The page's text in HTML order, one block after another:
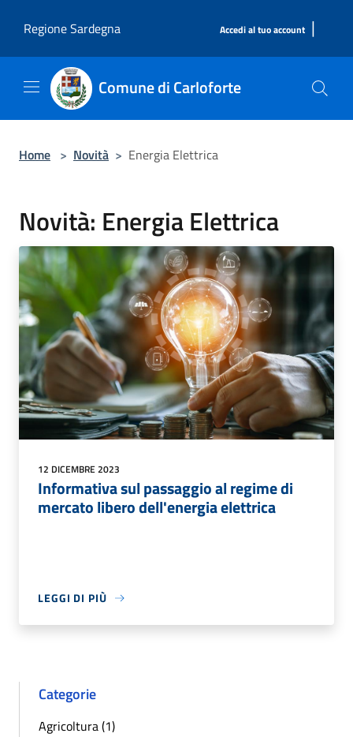
Regione Sardegna
Accedi al tuo account |
Comune di Carloforte
Home > Novità > Energia Elettrica
Novità: Energia Elettrica
12 DICEMBRE 2023
Informativa sul passaggio al regime di
mercato libero dell'energia elettrica
LEGGI DI PIÙ
Categorie
Agricoltura (1)